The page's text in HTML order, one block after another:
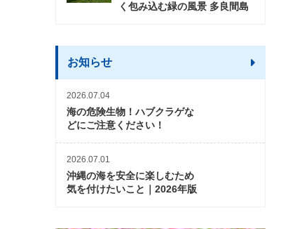
く包み込む緑の風景 多良間島
お知らせ
2026.07.04
海の危険生物！ハブクラゲな
どにご注意ください！
2026.07.01
沖縄の海を安全に楽しむため
気を付けたいこと｜2026年版